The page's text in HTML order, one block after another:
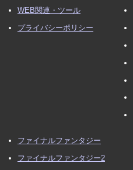
WEB関連・ツール
プライバシーポリシー
ファイナルファンタジー
ファイナルファンタジー2